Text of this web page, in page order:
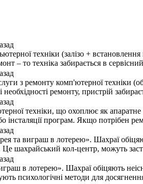
техніки (залізо +
– то техніка забирається в
з ремонту комп'ютерної техніки
ремонту, пристрій
техніки, що охоплює як
інсталяції програм. Якщо потрібен
та виграш в лотерею». Шахраї
шахрайський кол-центр, можуть
в лотерею». Шахраї обіцяють
психологічні методи для